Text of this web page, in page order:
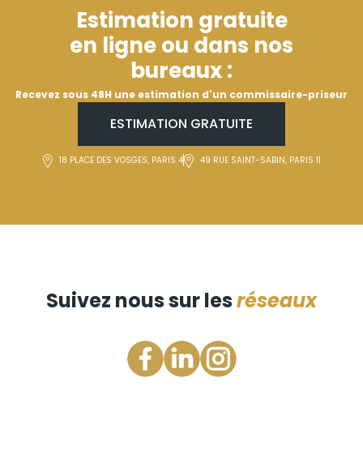
Estimation gratuite
en ligne ou dans nos
bureaux :
Recevez sous 48H une estimation d'un commissaire-priseur
ESTIMATION GRATUITE
18 PLACE DES VOSGES, PARIS 4 49 RUE SAINT-SABIN, PARIS 11
Suivez nous sur lesréseaux